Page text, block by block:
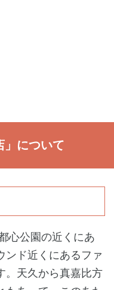
」について
心公園の近くにあ
ンド近くにあるファ
。天久から真嘉比方